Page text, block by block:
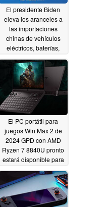
El presidente Biden
eleva los aranceles a
las importaciones
chinas de vehículos
eléctricos, baterías,
células solares,
suministros médicos,
semiconductores,
grúas portuarias,
minerales y metales,
mientras ignora a los
pacientes y a los
proveedores médicos
05/15/2024
El PC portátil para
juegos Win Max 2 de
2024 GPD con AMD
Ryzen 7 8840U pronto
estará disponible para
pedidos anticipados
04/05/2024